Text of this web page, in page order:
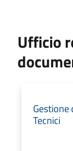
Ufficio
Gestione
Tecnici